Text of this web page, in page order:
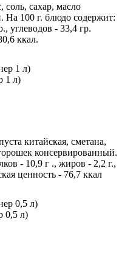
соль, сахар, масло
На 100 г. блюдо содержит:
углеводов - 33,4 гр.
ккал.
1 л)
китайская, сметана,
консервированный.
- 10,9 г ., жиров - 2,2 г.,
ценность - 76,7 ккал
0,5 л)